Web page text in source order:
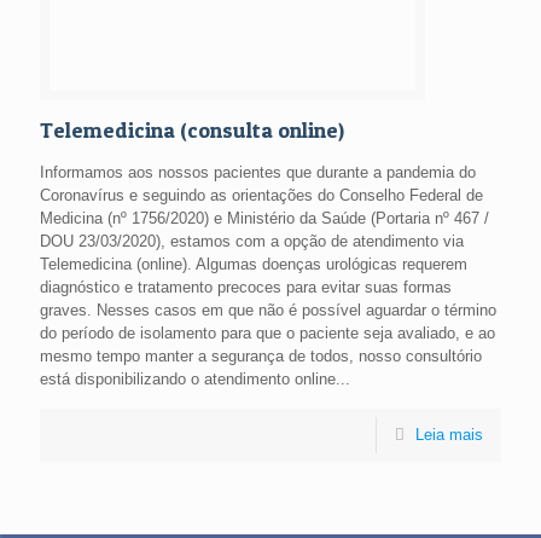
Telemedicina (consulta online)
Informamos aos nossos pacientes que durante a pandemia do
Coronavírus e seguindo as orientações do Conselho Federal de
Medicina (nº 1756/2020) e Ministério da Saúde (Portaria nº 467 /
DOU 23/03/2020), estamos com a opção de atendimento via
Telemedicina (online). Algumas doenças urológicas requerem
diagnóstico e tratamento precoces para evitar suas formas
graves. Nesses casos em que não é possível aguardar o término
do período de isolamento para que o paciente seja avaliado, e ao
mesmo tempo manter a segurança de todos, nosso consultório
está disponibilizando o atendimento online...
Leia mais